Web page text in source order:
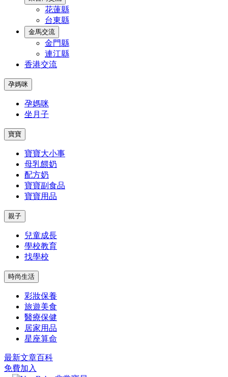
花蓮縣
台東縣
金馬交流
金門縣
連江縣
香港交流
孕媽咪
孕媽咪
坐月子
寶寶
寶寶大小事
母乳餵奶
配方奶
寶寶副食品
寶寶用品
親子
兒童成長
學校教育
找學校
時尚生活
彩妝保養
旅遊美食
醫療保健
居家用品
星座算命
最新文章百科
免費加入